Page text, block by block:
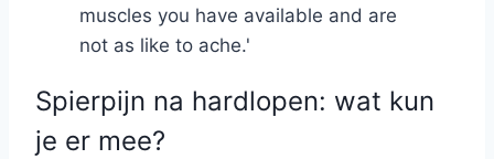
muscles you have available and are
not as like to ache.'
Spierpijn na hardlopen: wat kun
je er mee?